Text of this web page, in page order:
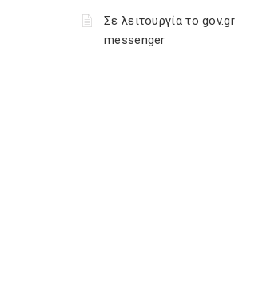
Σε λειτουργία το gov.gr
messenger